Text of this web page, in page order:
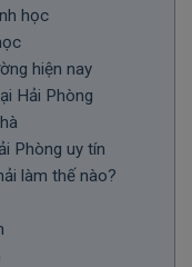
học
hiện nay
Hải Phòng
Phòng uy tín
làm thế nào?